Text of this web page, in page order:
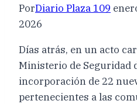
PorDiario Plaza 109
2026
Días atrás, en un acto
Ministerio de Seguridad
incorporación de 22
pertenecientes a las